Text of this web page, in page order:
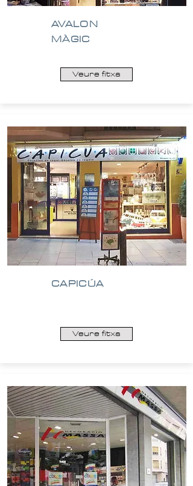
AVALON
MÀGIC
Veure fitxa
CAPICÚA
Veure fitxa